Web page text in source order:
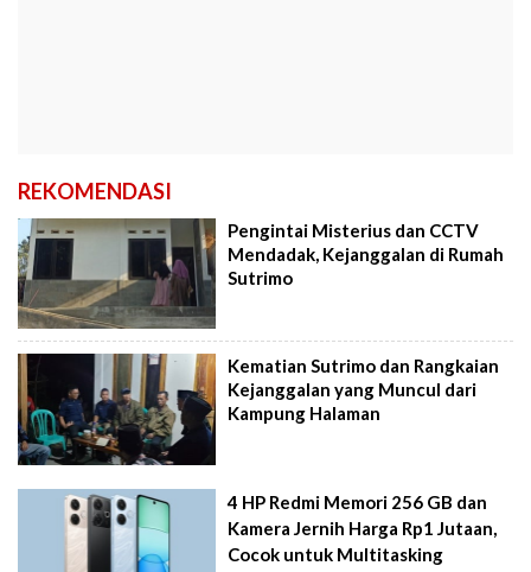
REKOMENDASI
Pengintai Misterius dan CCTV
Mendadak, Kejanggalan di Rumah
Sutrimo
Kematian Sutrimo dan Rangkaian
Kejanggalan yang Muncul dari
Kampung Halaman
4 HP Redmi Memori 256 GB dan
Kamera Jernih Harga Rp1 Jutaan,
Cocok untuk Multitasking